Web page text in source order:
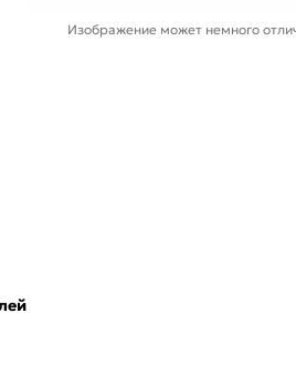
Изображение может немного